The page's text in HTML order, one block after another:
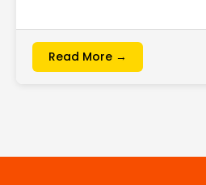
Read More →